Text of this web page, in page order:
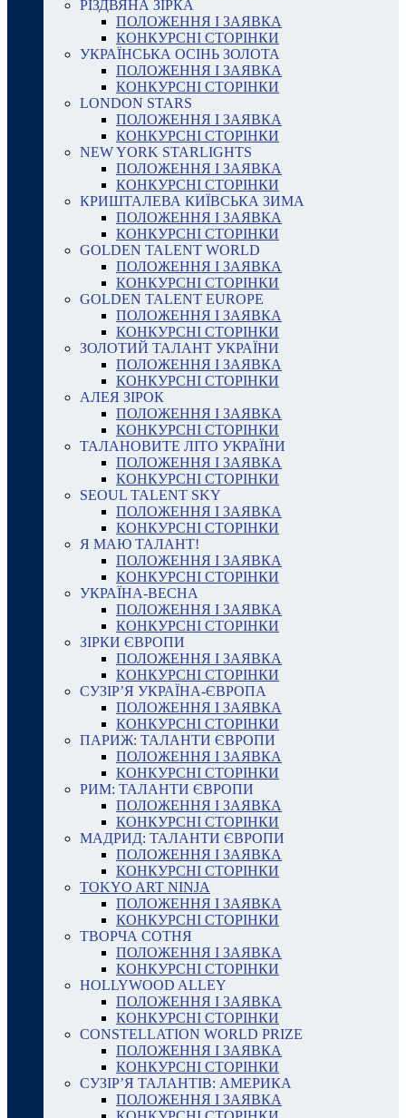
РІЗДВЯНА ЗІРКА
ПОЛОЖЕННЯ І ЗАЯВКА
КОНКУРСНІ СТОРІНКИ
УКРАЇНСЬКА ОСІНЬ ЗОЛОТА
ПОЛОЖЕННЯ І ЗАЯВКА
КОНКУРСНІ СТОРІНКИ
LONDON STARS
ПОЛОЖЕННЯ І ЗАЯВКА
КОНКУРСНІ СТОРІНКИ
NEW YORK STARLIGHTS
ПОЛОЖЕННЯ І ЗАЯВКА
КОНКУРСНІ СТОРІНКИ
КРИШТАЛЕВА КИЇВСЬКА ЗИМА
ПОЛОЖЕННЯ І ЗАЯВКА
КОНКУРСНІ СТОРІНКИ
GOLDEN TALENT WORLD
ПОЛОЖЕННЯ І ЗАЯВКА
КОНКУРСНІ СТОРІНКИ
GOLDEN TALENT EUROPE
ПОЛОЖЕННЯ І ЗАЯВКА
КОНКУРСНІ СТОРІНКИ
ЗОЛОТИЙ ТАЛАНТ УКРАЇНИ
ПОЛОЖЕННЯ І ЗАЯВКА
КОНКУРСНІ СТОРІНКИ
АЛЕЯ ЗІРОК
ПОЛОЖЕННЯ І ЗАЯВКА
КОНКУРСНІ СТОРІНКИ
ТАЛАНОВИТЕ ЛІТО УКРАЇНИ
ПОЛОЖЕННЯ І ЗАЯВКА
КОНКУРСНІ СТОРІНКИ
SEOUL TALENT SKY
ПОЛОЖЕННЯ І ЗАЯВКА
КОНКУРСНІ СТОРІНКИ
Я МАЮ ТАЛАНТ!
ПОЛОЖЕННЯ І ЗАЯВКА
КОНКУРСНІ СТОРІНКИ
УКРАЇНА-ВЕСНА
ПОЛОЖЕННЯ І ЗАЯВКА
КОНКУРСНІ СТОРІНКИ
ЗІРКИ ЄВРОПИ
ПОЛОЖЕННЯ І ЗАЯВКА
КОНКУРСНІ СТОРІНКИ
СУЗІР’Я УКРАЇНА-ЄВРОПА
ПОЛОЖЕННЯ І ЗАЯВКА
КОНКУРСНІ СТОРІНКИ
ПАРИЖ: ТАЛАНТИ ЄВРОПИ
ПОЛОЖЕННЯ І ЗАЯВКА
КОНКУРСНІ СТОРІНКИ
РИМ: ТАЛАНТИ ЄВРОПИ
ПОЛОЖЕННЯ І ЗАЯВКА
КОНКУРСНІ СТОРІНКИ
МАДРИД: ТАЛАНТИ ЄВРОПИ
ПОЛОЖЕННЯ І ЗАЯВКА
КОНКУРСНІ СТОРІНКИ
TOKYO ART NINJA
ПОЛОЖЕННЯ І ЗАЯВКА
КОНКУРСНІ СТОРІНКИ
ТВОРЧА СОТНЯ
ПОЛОЖЕННЯ І ЗАЯВКА
КОНКУРСНІ СТОРІНКИ
HOLLYWOOD ALLEY
ПОЛОЖЕННЯ І ЗАЯВКА
КОНКУРСНІ СТОРІНКИ
CONSTELLATION WORLD PRIZE
ПОЛОЖЕННЯ І ЗАЯВКА
КОНКУРСНІ СТОРІНКИ
СУЗІР’Я ТАЛАНТІВ: АМЕРИКА
ПОЛОЖЕННЯ І ЗАЯВКА